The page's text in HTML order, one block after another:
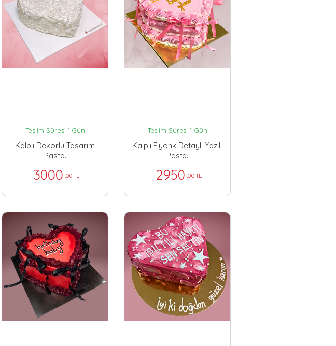
Teslim Süresi 1 Gün
Kalpli Dekorlu Tasarım
Pasta.
3000 ,00 TL
Teslim Süresi 1 Gün
Kalpli Fiyonk Detaylı Yazılı
Pasta.
2950 ,00 TL